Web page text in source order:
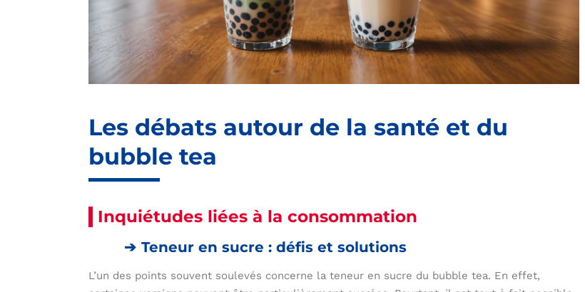
Les débats autour de la santé et du
bubble tea
Inquiétudes liées à la consommation
Teneur en sucre : défis et solutions
L’un des points souvent soulevés concerne la teneur en sucre du bubble tea. En effet,